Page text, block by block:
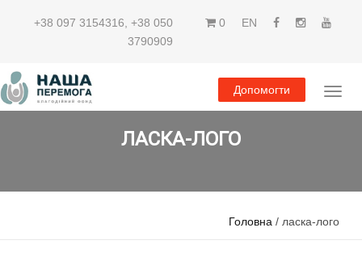
+38 097 3154316 +38 050
3790909
0 EN
Допомогти
ЛАСКА-ЛОГО
Головна / ласка-лого